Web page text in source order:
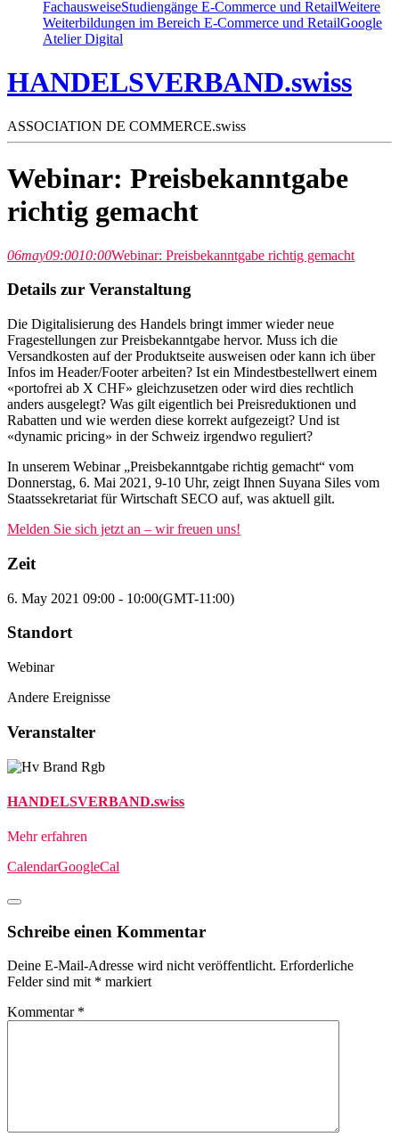
FachausweiseStudiengänge E-Commerce und RetailWeitere
Weiterbildungen im Bereich E-Commerce und RetailGoogle
Atelier Digital
HANDELSVERBAND.swiss
ASSOCIATION DE COMMERCE.swiss
Webinar: Preisbekanntgabe
richtig gemacht
06may09:0010:00Webinar: Preisbekanntgabe richtig gemacht
Details zur Veranstaltung
Die Digitalisierung des Handels bringt immer wieder neue
Fragestellungen zur Preisbekanntgabe hervor. Muss ich die
Versandkosten auf der Produktseite ausweisen oder kann ich über
Infos im Header/Footer arbeiten? Ist ein Mindestbestellwert einem
«portofrei ab X CHF» gleichzusetzen oder wird dies rechtlich
anders ausgelegt? Was gilt eigentlich bei Preisreduktionen und
Rabatten und wie werden diese korrekt aufgezeigt? Und ist
«dynamic pricing» in der Schweiz irgendwo reguliert?
In unserem Webinar „Preisbekanntgabe richtig gemacht“ vom
Donnerstag, 6. Mai 2021, 9-10 Uhr, zeigt Ihnen Suyana Siles vom
Staatssekretariat für Wirtschaft SECO auf, was aktuell gilt.
Melden Sie sich jetzt an – wir freuen uns!
Zeit
6. May 2021 09:00 - 10:00(GMT-11:00)
Standort
Webinar
Andere Ereignisse
Veranstalter
HANDELSVERBAND.swiss
Mehr erfahren
CalendarGoogleCal
Schreibe einen Kommentar
Deine E-Mail-Adresse wird nicht veröffentlicht. Erforderliche
Felder sind mit * markiert
Kommentar *